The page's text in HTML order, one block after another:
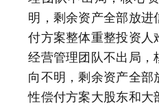
明，剩余资产全部放
付方案整体重整投资人
经营管理团队不出局，
向不明，剩余资产全
性偿付方案大股东和大